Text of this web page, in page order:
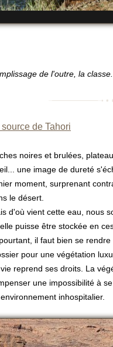
de l'outre, la classe.
source de Tahori
noires et brulées,
une image de dureté
moment, surprenant
le désert.
d'où vient cette eau, nous
puisse être stockée en
il faut bien se
pour une végétation
reprend ses droits. La
une impossibilité à
inhospitalier.